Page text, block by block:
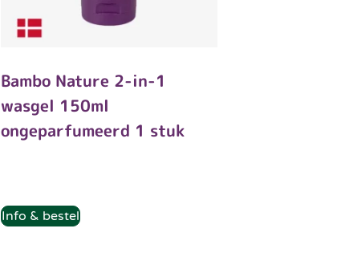
Bambo Nature 2-in-1
wasgel 150ml
ongeparfumeerd 1 stuk
Info & bestel